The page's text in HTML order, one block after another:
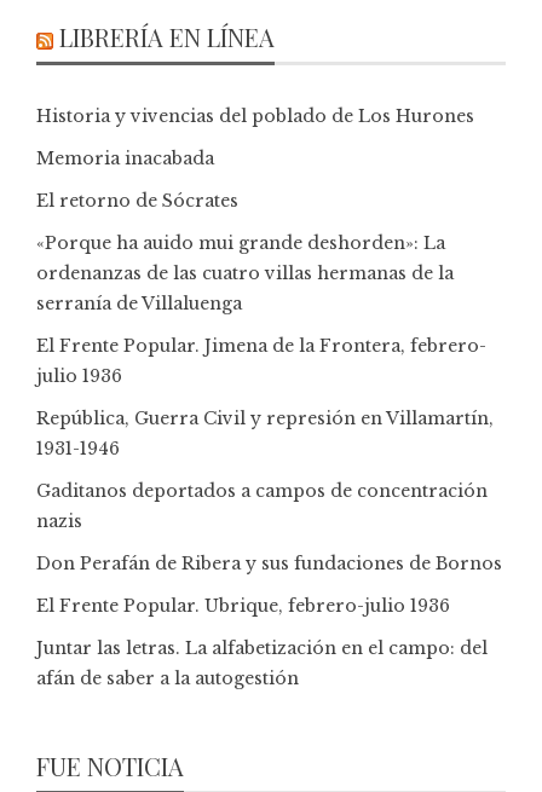
LIBRERÍA EN LÍNEA
Historia y vivencias del poblado de Los Hurones
Memoria inacabada
El retorno de Sócrates
«Porque ha auido mui grande deshorden»: La
ordenanzas de las cuatro villas hermanas de la
serranía de Villaluenga
El Frente Popular. Jimena de la Frontera, febrero-
julio 1936
República, Guerra Civil y represión en Villamartín,
1931-1946
Gaditanos deportados a campos de concentración
nazis
Don Perafán de Ribera y sus fundaciones de Bornos
El Frente Popular. Ubrique, febrero-julio 1936
Juntar las letras. La alfabetización en el campo: del
afán de saber a la autogestión
FUE NOTICIA